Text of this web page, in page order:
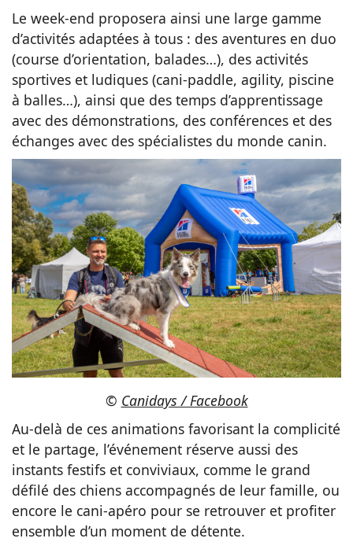
Le week-end proposera ainsi une large gamme
d’activités adaptées à tous : des aventures en duo
(course d’orientation, balades…), des activités
sportives et ludiques (cani-paddle, agility, piscine
à balles…), ainsi que des temps d’apprentissage
avec des démonstrations, des conférences et des
échanges avec des spécialistes du monde canin.
© Canidays / Facebook
Au-delà de ces animations favorisant la complicité
et le partage, l’événement réserve aussi des
instants festifs et conviviaux, comme le grand
défilé des chiens accompagnés de leur famille, ou
encore le cani-apéro pour se retrouver et profiter
ensemble d’un moment de détente.